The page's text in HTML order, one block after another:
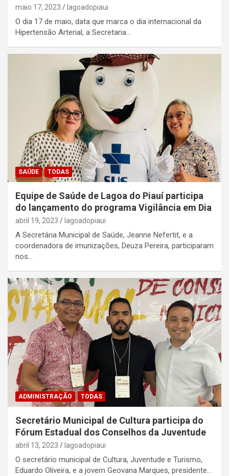
maio 17, 2023 lagoadopiaui
O dia 17 de maio, data que marca o dia internacional da
Hipertensão Arterial, a Secretaria…
SAÚDE TODAS
Equipe de Saúde de Lagoa do Piauí participa
do lançamento do programa Vigilância em Dia
abril 19, 2023 lagoadopiaui
A Secretária Municipal de Saúde, Jeanne Nefertit, e a
coordenadora de imunizações, Deuza Pereira, participaram
nos…
ADMINISTRAÇÃO TODAS
Secretário Municipal de Cultura participa do
Fórum Estadual dos Conselhos da Juventude
abril 13, 2023 lagoadopiaui
O secretário municipal de Cultura, Juventude e Turismo,
Eduardo Oliveira, e a jovem Geovana Marques, presidente…